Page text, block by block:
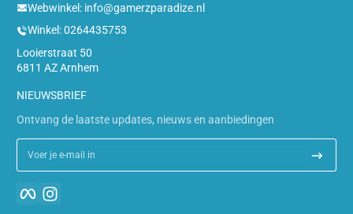
Webwinkel: info@gamerzparadize.nl
Winkel: 0264435753
Looierstraat 50
6811 AZ Arnhem
NIEUWSBRIEF
Ontvang de laatste updates, nieuws en aanbiedingen
Voer je e-mail in
Facebook